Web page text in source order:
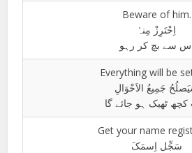
Beware of him.
اِحْتَرِزْ مِنہُ
سے بچ کر رہو
Everything will be
جَمِیعُ الاَحْوَالِ
ٹھیک ہو جائے گا
Get your name
سَجِّل اِسمَکَ